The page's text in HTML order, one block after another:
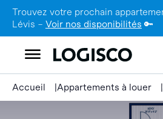
Trouvez votre prochain
Lévis – Voir nos disponibilités 🔑
Accueil Appartements à louer